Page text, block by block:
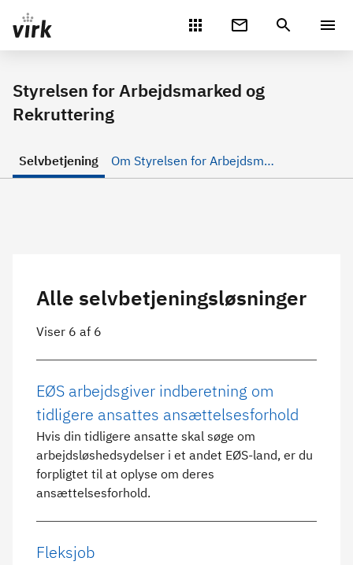
Gå direkte til indhold
Styrelsen for Arbejdsmarked og
Rekruttering
Selvbetjening Om Styrelsen for Arbejdsmarked og Rekruttering
Alle selvbetjeningsløsninger
Viser 6 af 6
EØS arbejdsgiver indberetning om
tidligere ansattes ansættelsesforhold
Hvis din tidligere ansatte skal søge om
arbejdsløshedsydelser i et andet EØS-land, er du
forpligtet til at oplyse om deres
ansættelsesforhold.
Fleksjob